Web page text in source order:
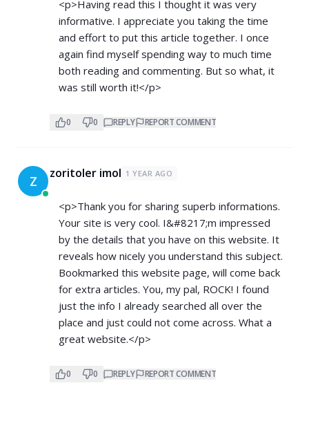
<p>Having read this I thought it was very
informative. I appreciate you taking the time
and effort to put this article together. I once
again find myself spending way to much time
both reading and commenting. But so what, it
was still worth it!</p>
0 0 REPLY REPORT COMMENT
Z zoritoler imol 1 YEAR AGO
<p>Thank you for sharing superb informations.
Your site is very cool. I&#8217;m impressed
by the details that you have on this website. It
reveals how nicely you understand this subject.
Bookmarked this website page, will come back
for extra articles. You, my pal, ROCK! I found
just the info I already searched all over the
place and just could not come across. What a
great website.</p>
0 0 REPLY REPORT COMMENT